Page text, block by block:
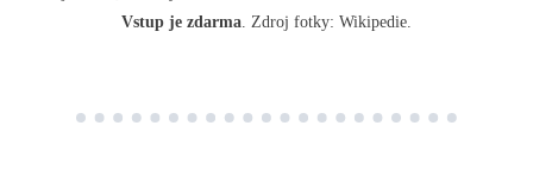
Vstup je zdarma. Zdroj fotky: Wikipedie.